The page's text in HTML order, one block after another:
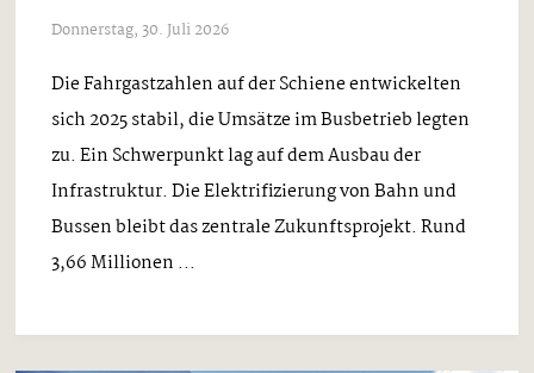
Donnerstag, 30. Juli 2026
Die Fahrgastzahlen auf der Schiene entwickelten
sich 2025 stabil, die Umsätze im Busbetrieb legten
zu. Ein Schwerpunkt lag auf dem Ausbau der
Infrastruktur. Die Elektrifizierung von Bahn und
Bussen bleibt das zentrale Zukunftsprojekt. Rund
3,66 Millionen ...